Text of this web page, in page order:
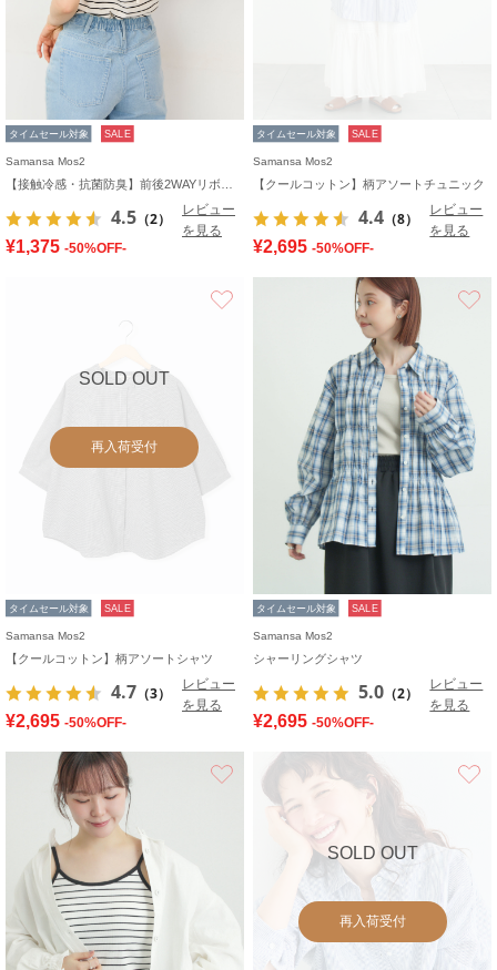
タイムセール対象 SALE
Samansa Mos2
4.5 （2）
レビュー
を見る
¥1,375 -50%OFF-
タイムセール対象 SALE
Samansa Mos2
【クールコットン】柄アソートチュニック
4.4 （8）
レビュー
を見る
¥2,695 -50%OFF-
SOLD OUT
再入荷受付
タイムセール対象 SALE
Samansa Mos2
【クールコットン】柄アソートシャツ
4.7 （3）
レビュー
を見る
¥2,695 -50%OFF-
タイムセール対象 SALE
Samansa Mos2
シャーリングシャツ
5.0 （2）
レビュー
を見る
¥2,695 -50%OFF-
お気に入り
SOLD OUT
再入荷受付